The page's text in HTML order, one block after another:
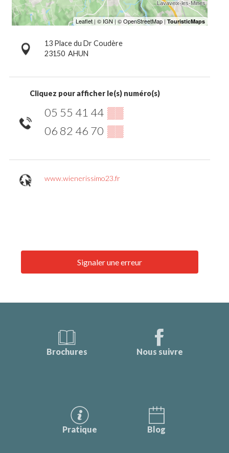
13 Place du Dr Coudère
23150 AHUN
Cliquez pour afficher le(s) numéro(s)
05 55 41 44 ▒▒
06 82 46 70 ▒▒
www.wienerissimo23.fr
Signaler une erreur
Brochures Nous suivre
Pratique Blog